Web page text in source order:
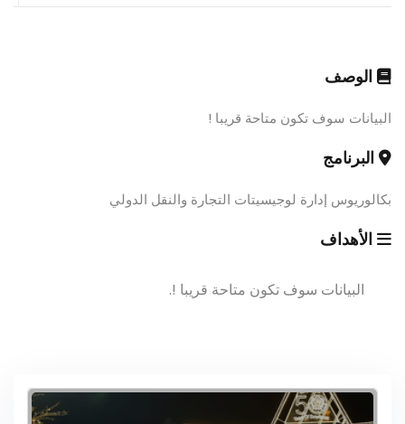
الوصف
البيانات سوف تكون متاحة قريبا !
البرنامج
بكالوريوس إدارة لوجيسيتات التجارة والنقل الدولي
الأهداف
البيانات سوف تكون متاحة قريبا !.